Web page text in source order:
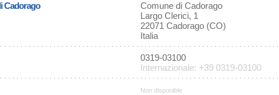
Cadorago
Comune di Cadorago
Largo Clerici, 1
22071 Cadorago (CO)
Italia
0319-03100
Internazionale: +39 0319-03100
Non disponible